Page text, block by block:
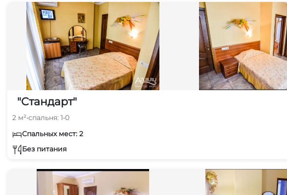
"Стандарт"
2 м²•спальня: 1•0
Спальных мест: 2
Без питания